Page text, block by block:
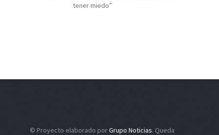
tener miedo”
© Proyecto elaborado porGrupo Noticias. Queda